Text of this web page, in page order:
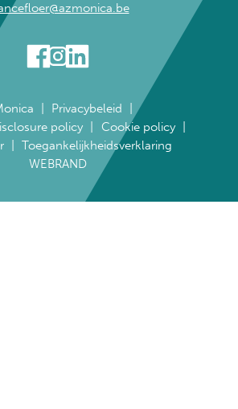
Privacybeleid
policy
Cookie policy
Toegankelijkheidsverklaring
WEBRAND